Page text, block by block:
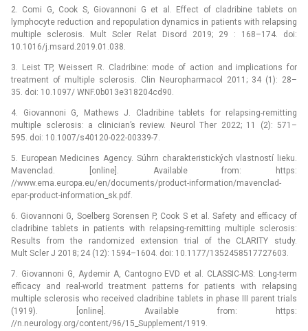
2. Comi G, Cook S, Giovannoni G et al. Effect of cladribine tablets on
lymphocyte reduction and repopulation dynamics in patients with relapsing
multiple sclerosis. Mult Scler Relat Disord 2019; 29 : 168–174. doi:
10.1016/j.msard.2019.01.038.
3. Leist TP, Weissert R. Cladribine: mode of action and implications for
treatment of multiple sclerosis. Clin Neuropharmacol 2011; 34 (1): 28–
35. doi: 10.1097/ WNF.0b013e318204cd90.
4. Giovannoni G, Mathews J. Cladribine tablets for relapsing-remitting
multiple sclerosis: a clinician’s review. Neurol Ther 2022; 11 (2): 571–
595. doi: 10.1007/s40120-022-00339-7.
5. European Medicines Agency. Súhrn charakteristic­kých vlastností lieku.
Mavenclad. [online]. Available from: https:
//www.ema.europa.eu/en/documents/product-information/mavenclad-
epar-product-information_sk.pdf.
6. Giovannoni G, Soelberg Sorensen P, Cook S et al. Safety and efficacy of
cladribine tablets in patients with relapsing-remitting multiple sclerosis:
Results from the randomized extension trial of the CLARITY study.
Mult Scler J 2018; 24 (12): 1594–1604. doi: 10.1177/1352458517727603.
7. Giovannoni G, Aydemir A, Cantogno EVD et al. CLASSIC-MS: Long-term
efficacy and real-world treatment patterns for patients with relapsing
multiple sclerosis who received cladribine tablets in phase III parent trials
(1919). [online]. Available from: https:
//n.neurology.org/content/96/15_Supplement/1919.